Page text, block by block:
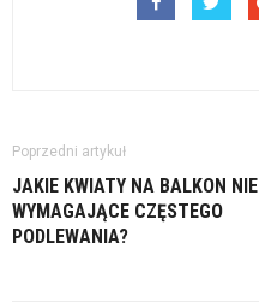
Poprzedni artykuł
JAKIE KWIATY NA BALKON NIE
WYMAGAJĄCE CZĘSTEGO
PODLEWANIA?